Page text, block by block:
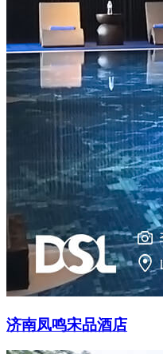
济南凤鸣宋品酒店